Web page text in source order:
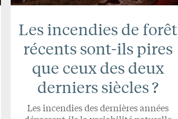
Les incendies de forêt
récents sont-ils pires
que ceux des deux
derniers siècles ?
Les incendies des dernières années